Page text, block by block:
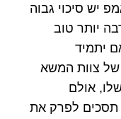
יש סיכוי גבוה
יותר טוב
של שנת 2015, אם יתמיד
של צוות המשא
אולם
תסכים לפרק את